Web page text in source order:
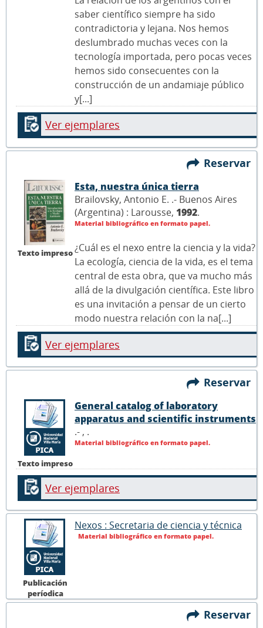
saber científico siempre ha sido
contradictoria y lejana. Nos hemos
deslumbrado muchas veces con la
tecnología importada, pero pocas veces
hemos sido consecuentes con la
construcción de un andamiaje público
y[...]
Ver ejemplares
Reservar
Texto impreso
Esta, nuestra única tierra
Brailovsky, Antonio E. .- Buenos Aires
(Argentina) : Larousse, 1992.
Material bibliográfico en formato papel.
¿Cuál es el nexo entre la ciencia y la vida?
La ecología, ciencia de la vida, es el tema
central de esta obra, que va mucho más
allá de la divulgación científica. Este libro
es una invitación a pensar de un cierto
modo nuestra relación con la na[...]
Ver ejemplares
Reservar
Texto impreso
General catalog of laboratory
apparatus and scientific instruments
.- , .
Material bibliográfico en formato papel.
Ver ejemplares
Publicación
períodica
Nexos : Secretaria de ciencia y técnica
Material bibliográfico en formato papel.
Reservar